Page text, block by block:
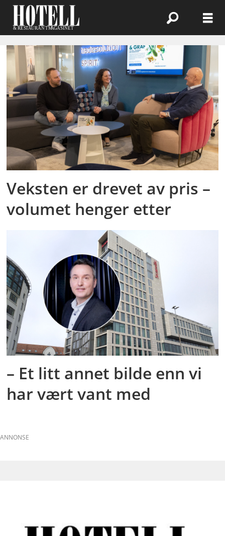
Emne:
prisvekst
Veksten er drevet av pris –
volumet henger etter
– Et litt annet bilde enn vi
har vært vant med
ANNONSE